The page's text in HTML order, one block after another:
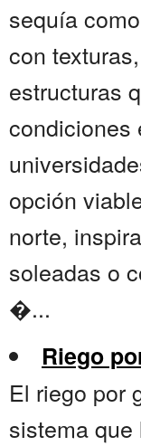
sequía
con
estructuras
condiciones
opción
norte,
soleadas o
�...
Riego
El riego por
sistema